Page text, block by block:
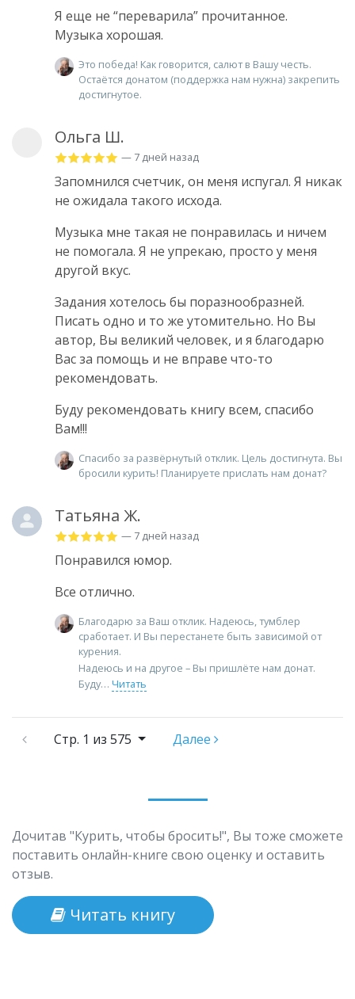
Я еще не “переварила” прочитанное.
Музыка хорошая.
Это победа! Как говорится, салют в Вашу честь.
Остаётся донатом (поддержка нам нужна) закрепить
достигнутое.
Ольга Ш.
— 7 дней назад
Запомнился счетчик, он меня испугал. Я никак
не ожидала такого исхода.
Музыка мне такая не понравилась и ничем
не помогала. Я не упрекаю, просто у меня
другой вкус.
Задания хотелось бы поразнообразней.
Писать одно и то же утомительно. Но Вы
автор, Вы великий человек, и я благодарю
Вас за помощь и не вправе что-то
рекомендовать.
Буду рекомендовать книгу всем, спасибо
Вам!!!
Спасибо за развёрнутый отклик. Цель достигнута. Вы
бросили курить! Планируете прислать нам донат?
Татьяна Ж.
— 7 дней назад
Понравился юмор.
Все отлично.
Благодарю за Ваш отклик. Надеюсь, тумблер
сработает. И Вы перестанете быть зависимой от
курения.
Надеюсь и на другое – Вы пришлёте нам донат.
Буду
Читать
Стр. 1 из 575 Далее
Дочитав "Курить, чтобы бросить!", Вы тоже сможете
поставить онлайн-книге свою оценку и оставить
отзыв.
Читать книгу